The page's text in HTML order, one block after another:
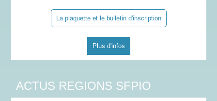
La plaquette et le bulletin d'inscription
Plus d'infos
ACTUS REGIONS SFPIO